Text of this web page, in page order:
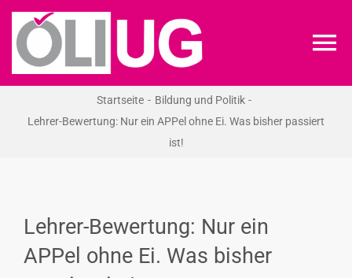
Zum
Inhalt
springen
RECHT
Startseite
Bildung und Politik
Lehrer-Bewertung: Nur ein APPel ohne Ei. Was bisher passiert
ist!
Lehrer-Bewertung: Nur ein
APPel ohne Ei. Was bisher